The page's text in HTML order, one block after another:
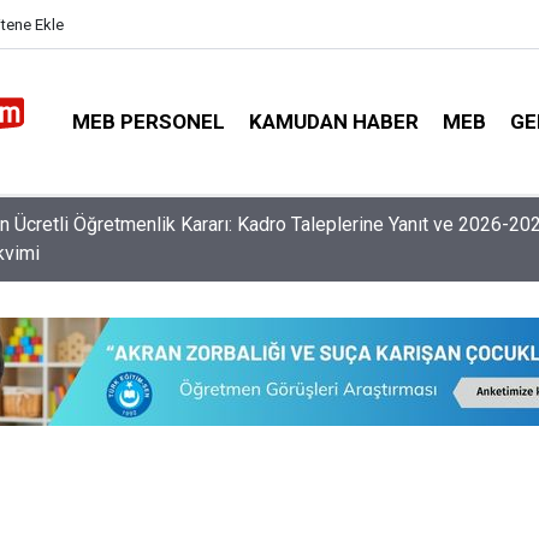
Ekle
MEB PERSONEL KAMUDAN HABER MEB
Özür Grubu İller Arası Muhtemel İl Emri Atama Tarihleri